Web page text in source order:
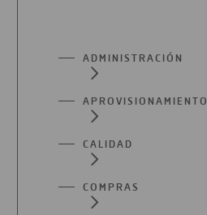
ADMINISTRACIÓN
APROVISIONAMIENTO
CALIDAD
COMPRAS